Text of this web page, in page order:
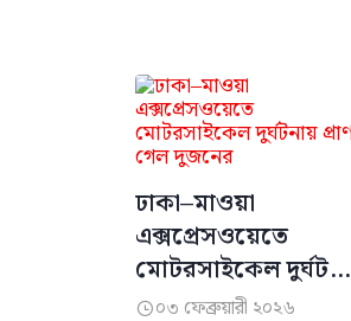
ঢাকা–মাওয়া
এক্সপ্রেসওয়েতে
মোটরসাইকেল দুর্ঘটনায়
প্রাণ গেল দুজনের
০৩ ফেব্রুয়ারী ২০২৬